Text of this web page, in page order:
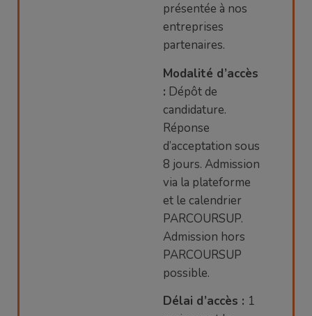
présentée à nos
entreprises
partenaires.
Modalité d’accès
: Dépôt de
candidature.
Réponse
d’acceptation sous
8 jours. Admission
via la plateforme
et le calendrier
PARCOURSUP.
Admission hors
PARCOURSUP
possible.
Délai d’accès : 1